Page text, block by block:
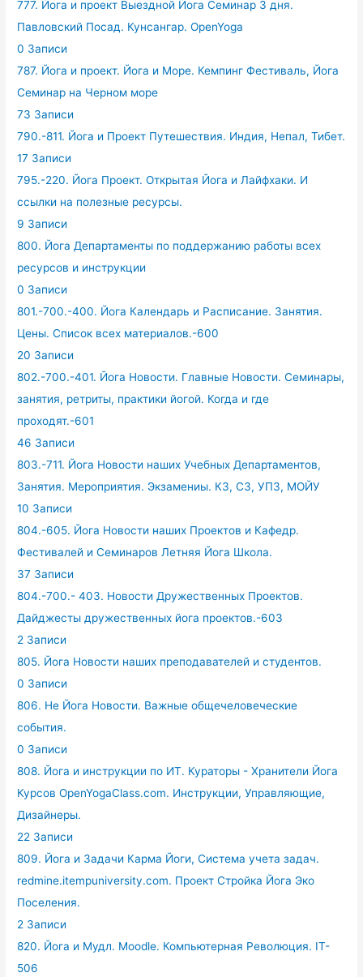
777. Йога и проект Выездной Йога Семинар 3 дня.
Павловский Посад. Кунсангар. OpenYoga
0 Записи
787. Йога и проект. Йога и Море. Кемпинг Фестиваль, Йога
Семинар на Черном море
73 Записи
790.-811. Йога и Проект Путешествия. Индия, Непал, Тибет.
17 Записи
795.-220. Йога Проект. Открытая Йога и Лайфхаки. И
ссылки на полезные ресурсы.
9 Записи
800. Йога Департаменты по поддержанию работы всех
ресурсов и инструкции
0 Записи
801.-700.-400. Йога Календарь и Расписание. Занятия.
Цены. Список всех материалов.-600
20 Записи
802.-700.-401. Йога Новости. Главные Новости. Семинары,
занятия, ретриты, практики йогой. Когда и где
проходят.-601
46 Записи
803.-711. Йога Новости наших Учебных Департаментов,
Занятия. Мероприятия. Экзамениы. КЗ, СЗ, УПЗ, МОЙУ
10 Записи
804.-605. Йога Новости наших Проектов и Кафедр.
Фестивалей и Семинаров Летняя Йога Школа.
37 Записи
804.-700.- 403. Новости Дружественных Проектов.
Дайджесты дружественных йога проектов.-603
2 Записи
805. Йога Новости наших преподавателей и студентов.
0 Записи
806. Не Йога Новости. Важные общечеловеческие
события.
0 Записи
808. Йога и инструкции по ИТ. Кураторы - Хранители Йога
Курсов OpenYogaClass.com. Инструкции, Управляющие,
Дизайнеры.
22 Записи
809. Йога и Задачи Карма Йоги, Система учета задач.
redmine.itempuniversity.com. Проект Стройка Йога Эко
Поселения.
2 Записи
820. Йога и Мудл. Moodle. Компьютерная Революция. IT-
506